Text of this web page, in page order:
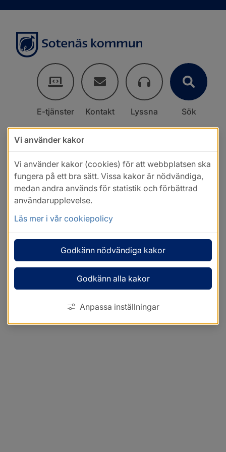
E-tjänster Kontakt Lyssna Sök
Vi använder kakor
Vi använder kakor (cookies) för att webbplatsen ska
fungera på ett bra sätt. Vissa kakor är nödvändiga,
medan andra används för statistik och förbättrad
användarupplevelse.
Läs mer i vår cookiepolicy
Godkänn nödvändiga kakor
Godkänn alla kakor
Anpassa inställningar